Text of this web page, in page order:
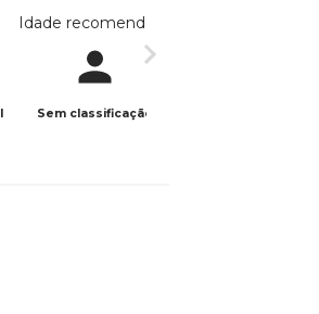
Idade recomendada
Sem classificação